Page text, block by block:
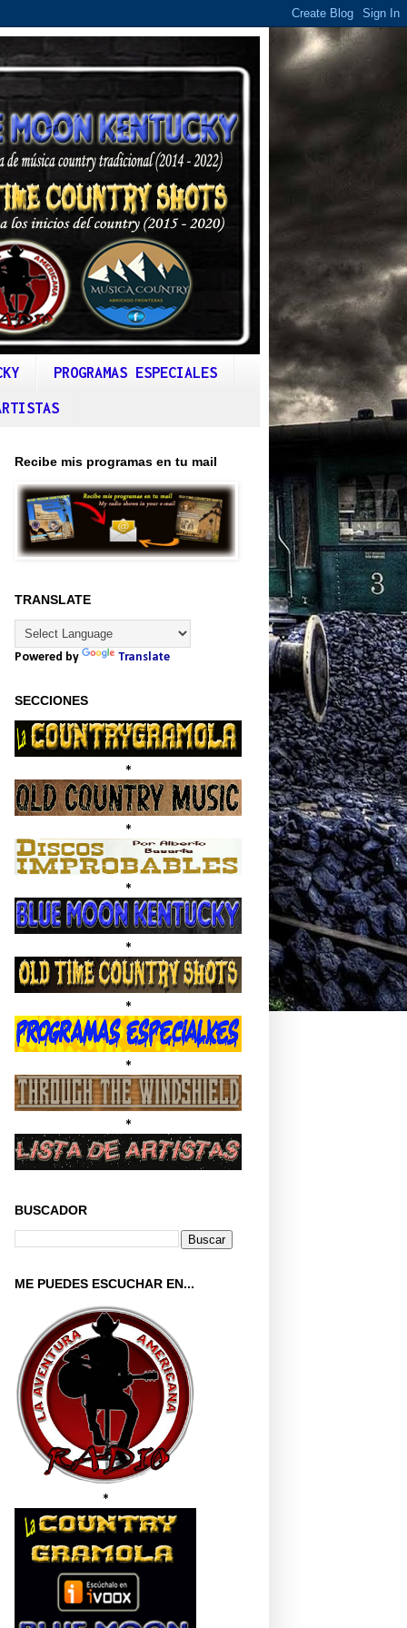
PROGRAMAS ESPECIALES
Recibe mis programas en tu mail
TRANSLATE
Powered by Translate
SECCIONES
*
*
*
*
*
*
*
BUSCADOR
ME PUEDES ESCUCHAR EN...
*